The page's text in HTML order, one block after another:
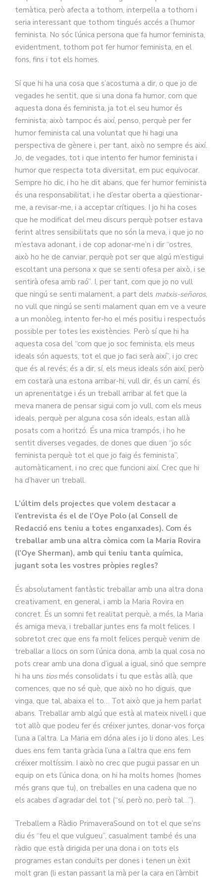
temàtica, però afecta a tothom, interpel·la a tothom i
seria interessant que tothom tingués accés a l’humor
feminista. No sóc l’única persona que fa humor feminista,
evidentment, tothom pot fer humor feminista, en el
fons, fins i tot els homes.
Sí que hi ha una cosa que s’acostuma a dir, o que jo de
vegades he sentit, que si una dona fa humor, com que
aquesta dona és feminista, ja tot el seu humor és
feminista; això tampoc és així, penso, perquè per fer
humor feminista cal una voluntat que hi hagi una
perspectiva de gènere i, per tant, això no sempre és així.
Jo, de vegades, tot i que intento fer humor feminista i
humor que respecta tota diversitat, em puc equivocar.
Sempre ho dic, i ho he dit abans, que fer humor feminista
és una responsabilitat, i he d’estar oberta a qüestionar-
me, a revisar-me, i a acceptar crítiques. I jo hi ha coses
que he modificat del meu discurs perquè potser estava
ferint altres sensibilitats que no són la meva, i que jo no
m’estava adonant, i de cop adonar-me’n i dir “ostres,
això ho he de canviar, perquè pot ser que algú m’estigui
escoltant una persona x que se senti ofesa per això, i se
sentirà ofesa amb raó”. I, per tant, com que jo no vull
que ningú se senti malament, a part dels matxis-señoros,
no vull que ningú se senti malament quan em ve a veure
a un monòleg, intento fer-ho el més positiu i respectuós
possible per totes les existències. Però sí que hi ha
aquesta cosa del “com que jo soc feminista, els meus
ideals són aquests, tot el que jo faci serà així”, i jo crec
que és al revés; és a dir, sí, els meus ideals són així, però
em costarà una estona arribar-hi, vull dir, és un camí, és
un aprenentatge i és un treball arribar al fet que la
meva manera de pensar sigui com jo vull, com els meus
ideals, perquè per alguna cosa són ideals, estan allà
posats com a horitzó. És una mica trampós, i ho he
sentit diverses vegades, de dones que diuen “jo sóc
feminista perquè tot el que jo faig és feminista”,
automàticament, i no crec que funcioni així. Crec que hi
ha d’haver un treball.
L’últim dels projectes que volem destacar a
l’entrevista és el de l’Oye Polo (al Consell de
Redacció ens teniu a totes enganxades). Com és
treballar amb una altra còmica com la Maria Rovira
(l’Oye Sherman), amb qui teniu tanta química,
jugant sota les vostres pròpies regles?
És absolutament fantàstic treballar amb una altra dona
creativament, en general, i amb la Maria Rovira en
concret. És un somni fet realitat perquè, a més, la Maria
és amiga meva, i treballar juntes ens fa molt felices. I
sobretot crec que ens fa molt felices perquè venim de
treballar a llocs on som l’única dona, amb la qual cosa no
pots crear amb una dona d’igual a igual, sinó que sempre
hi ha uns tiosmés consolidats i tu que estàs allà, que
comences, que no sé què, que això no ho diguis, que
vinga, que tal, abaixa el to… Tot això que ja hem parlat
abans. Treballar amb algú que està al mateix nivell i que
tot allò que podeu fer és créixer juntes, donar-vos força
l’una a l’altra. La Maria em dóna ales i jo li dono ales. Les
dues ens fem tanta gràcia l’una a l’altra que ens fem
créixer moltíssim. I això no crec que pugui passar en un
equip on ets l’única dona, on hi ha molts homes (homes
més grans que tu), on treballes en una cadena que no
els acabes d’agradar del tot (“sí, però no, però tal…”).
Treballem a Ràdio PrimaveraSound on tot el que se’ns
diu és “feu el que vulgueu”, casualment també és una
ràdio que està dirigida per una dona i on tots els
programes estan conduïts per dones i tenen un èxit
molt gran (li estan passant la mà per la cara en l’àmbit